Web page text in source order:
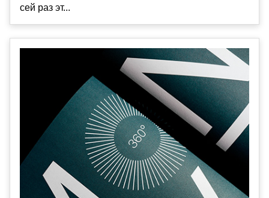
сей раз эт...